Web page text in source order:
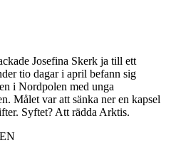
Josefina Skerk ja till ett
tio dagar i april befann sig
i Nordpolen med unga
Målet var att sänka ner en kapsel
Syftet? Att rädda Arktis.